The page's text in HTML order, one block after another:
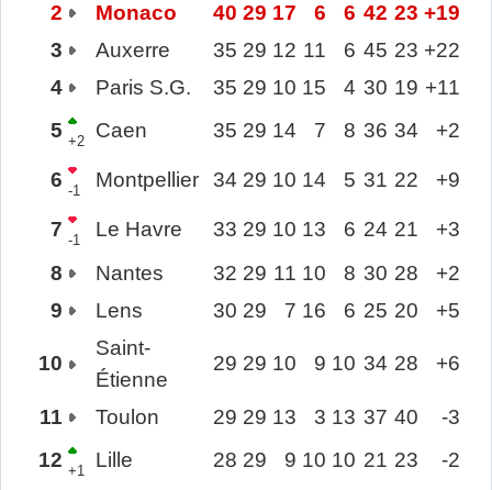
2
Monaco 40 29 17 6 6 42 23 +19
3
Auxerre 35 29 12 11 6 45 23 +22
4
Paris S.G. 35 29 10 15 4 30 19 +11
5 +2 Caen 35 29 14 7 8 36 34 +2
6 -1 Montpellier 34 29 10 14 5 31 22 +9
7 -1 Le Havre 33 29 10 13 6 24 21
+3
8
Nantes 32 29 11 10 8 30 28
+2
9
Lens 30 29 7 16 6 25 20 +5
10
Saint-
Étienne
29 29 10 9 10 34 28 +6
11 Toulon 29 29 13 3 13 37 40
-3
12 +1 Lille 28 29 9 10 10 21 23 -2